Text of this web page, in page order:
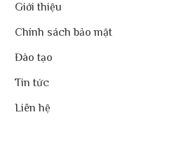
Giới thiệu
Chính sách bảo mật
Đào tạo
Tin tức
Liên hệ